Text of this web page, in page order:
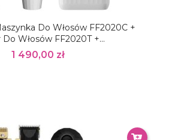
Do Włosów FF2020C +
Włosów FF2020T +...
1 490,00 zł